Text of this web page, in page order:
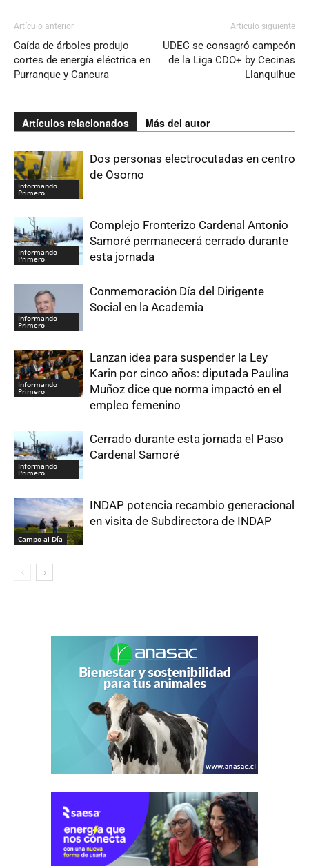
Artículo anterior
Caída de árboles produjo
cortes de energía eléctrica en
Purranque y Cancura
Artículo siguiente
UDEC se consagró campeón
de la Liga CDO+ by Cecinas
Llanquihue
Artículos relacionados Más del autor
Informando
Primero
Dos personas electrocutadas en centro
de Osorno
Informando
Primero
Complejo Fronterizo Cardenal Antonio
Samoré permanecerá cerrado durante
esta jornada
Informando
Primero
Conmemoración Día del Dirigente
Social en la Academia
Informando
Primero
Lanzan idea para suspender la Ley
Karin por cinco años: diputada Paulina
Muñoz dice que norma impactó en el
empleo femenino
Informando
Primero
Cerrado durante esta jornada el Paso
Cardenal Samoré
Campo al Día
INDAP potencia recambio generacional
en visita de Subdirectora de INDAP